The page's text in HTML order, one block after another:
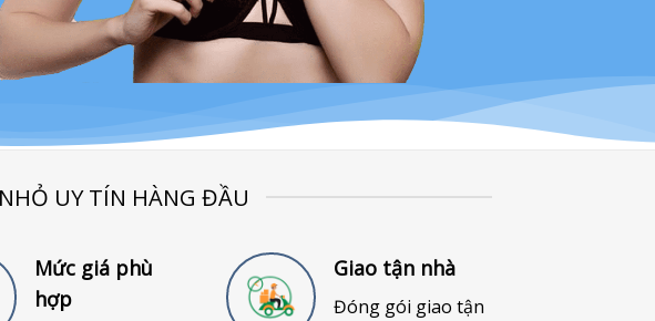
UY TÍN HÀNG ĐẦU
Mức giá phù
hợp
Giao tận nhà
Đóng gói giao tận